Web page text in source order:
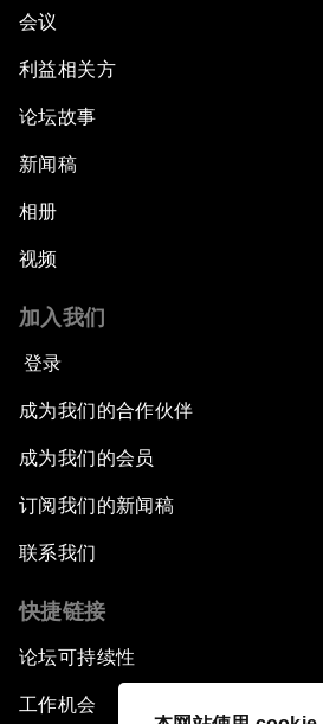
会议
利益相关方
论坛故事
新闻稿
相册
视频
加入我们
登录
成为我们的合作伙伴
成为我们的会员
订阅我们的新闻稿
联系我们
快捷链接
论坛可持续性
工作机会